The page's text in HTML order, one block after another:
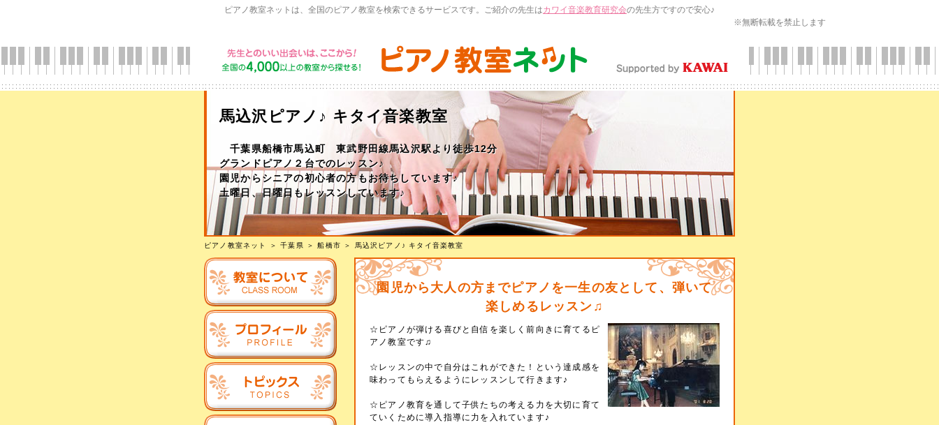
ピアノ教室ネットは、全国のピアノ教室を検索できるサービスです。ご紹介の先生はカワイ音楽教育研究会の先生方ですので安心♪
※無断転載を禁止します
馬込沢ピアノ♪ キタイ音楽教室
千葉県船橋市馬込町 東武野田線馬込沢駅より徒歩12分
グランドピアノ２台でのレッスン♪
園児からシニアの初心者の方もお待ちしています♪
土曜日、日曜日もレッスンしています♪
ピアノ教室ネット ＞千葉県 ＞船橋市 ＞ 馬込沢ピアノ♪ キタイ音楽教室
園児から大人の方までピアノを一生の友として、弾いて
楽しめるレッスン♫
☆ピアノが弾ける喜びと自信を楽しく前向きに育てるピ
アノ教室です♫
☆レッスンの中で自分はこれができた！という達成感を
味わってもらえるようにレッスンして行きます♪
☆ピアノ教育を通して子供たちの考える力を大切に育て
ていくために導入指導に力を入れています♪